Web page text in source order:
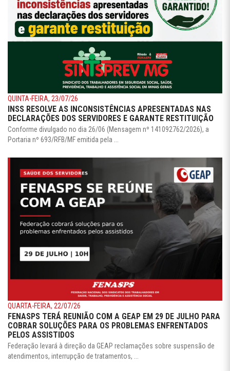
QUINTA-FEIRA, 23/07/26
INSS RESOLVE AS INCONSISTÊNCIAS APRESENTADAS NAS
DECLARAÇÕES DOS SERVIDORES E GARANTE RESTITUIÇÃO
Conforme divulgado no dia 26/06 (Mensagem nº 141092762/2026), a
Portaria nº 693/RFB/MF emitida pela ...
QUARTA-FEIRA, 22/07/26
FENASPS TERÁ REUNIÃO COM A GEAP EM 29 DE JULHO PARA
COBRAR SOLUÇÕES PARA OS PROBLEMAS ENFRENTADOS
PELOS ASSISTIDOS
Federação levará à direção da GEAP reclamações sobre suspensão de
atendimentos, interrupção de tratamentos, ...